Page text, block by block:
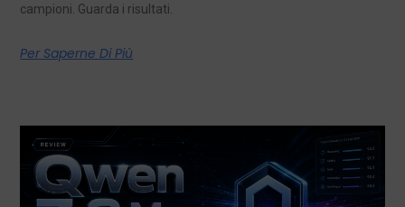
campioni. Guarda i risultati.
Per Saperne Di Più